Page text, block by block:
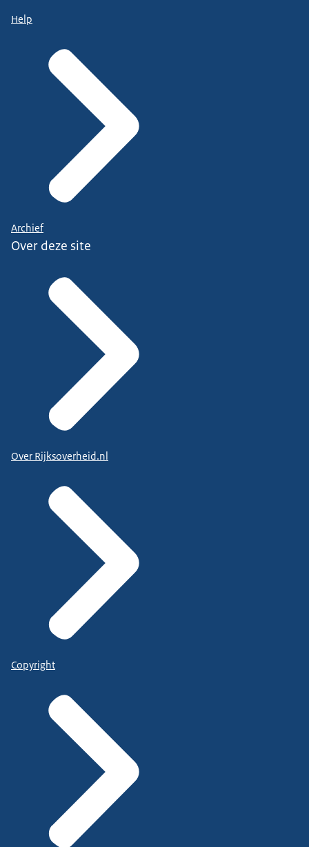
Help
Archief
Over deze site
Over Rijksoverheid.nl
Copyright